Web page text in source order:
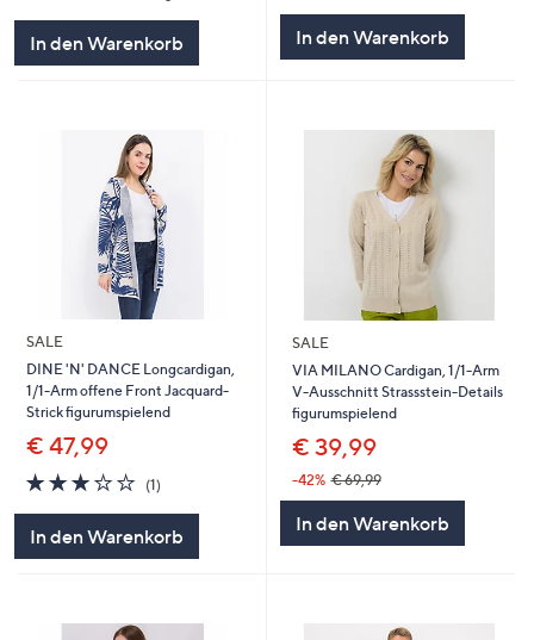
In den Warenkorb In den Warenkorb
SALE
DINE 'N' DANCE Longcardigan,
1/1-Arm offene Front Jacquard-
Strick figurumspielend
€ 47,99
3.0
von
(1)1
In den Warenkorb
SALE
VIA MILANO Cardigan, 1/1-Arm
V-Ausschnitt Strassstein-Details
figurumspielend
€ 39,99
-42% € 69,99
In den Warenkorb